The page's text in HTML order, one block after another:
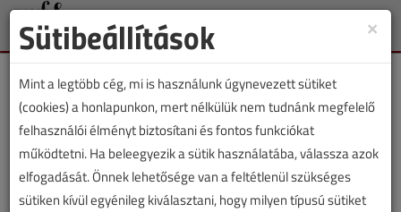
Toggle
VGF&HKL lapszámvásárlás
×
Sütibeállítások
Mint a legtöbb cég, mi is használunk úgynevezett sütiket
(cookies) a honlapunkon, mert nélkülük nem tudnánk megfelelő
felhasználói élményt biztosítani és fontos funkciókat
működtetni. Ha beleegyezik a sütik használatába, válassza azok
elfogadását. Önnek lehetősége van a feltétlenül szükséges
sütiken kívül egyénileg kiválasztani, hogy milyen típusú sütiket